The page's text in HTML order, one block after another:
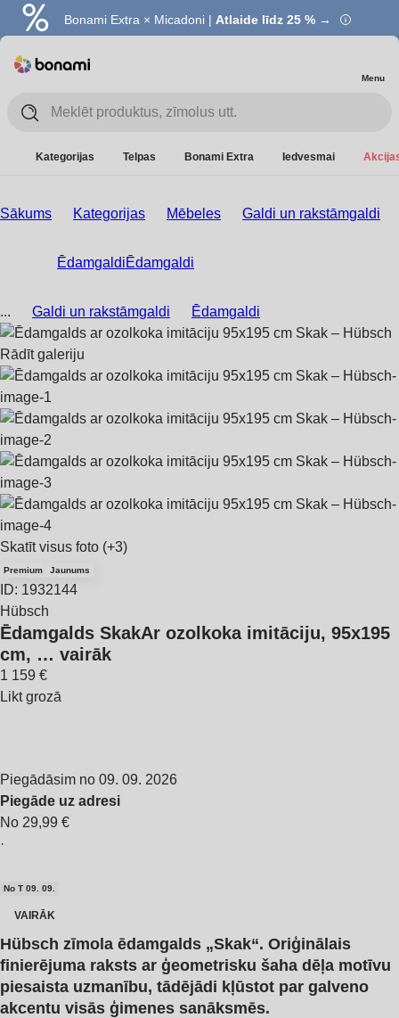
Bonami Extra × Micadoni | Atlaide līdz 25 % →
Menu
Kategorijas Telpas Bonami Extra Iedvesmai
Sākums Kategorijas Mēbeles Galdi un rakstāmgaldi
ĒdamgaldiĒdamgaldi
... Galdi un rakstāmgaldi Ēdamgaldi
Rādīt galeriju
Skatīt visus foto (+3)
Premium Jaunums
ID: 1932144
Hübsch
Ēdamgalds SkakAr ozolkoka imitāciju, 95x195
cm, … vairāk
1 159 €
Likt grozā
Piegādāsim no 09. 09. 2026
Piegāde uz adresi
No 29,99 €
·
No T 09. 09.
VAIRĀK
Hübsch zīmola ēdamgalds „Skak“. Oriģinālais
finierējuma raksts ar ģeometrisku šaha dēļa motīvu
piesaista uzmanību, tādējādi kļūstot par galveno
akcentu visās ģimenes sanāksmēs.